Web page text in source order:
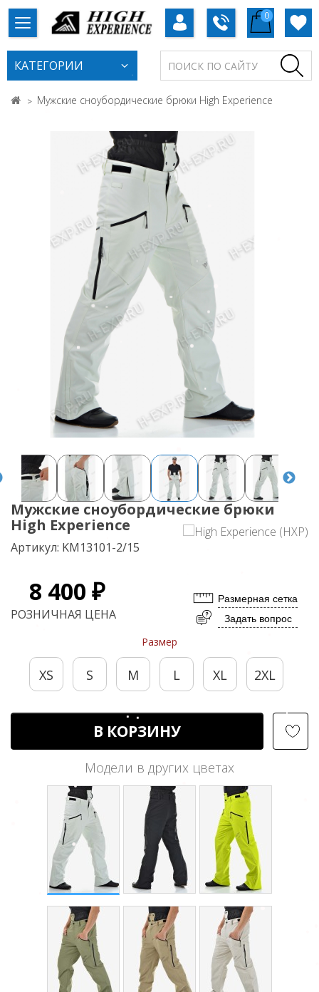
0
КАТЕГОРИИ
Мужские сноубордические брюки High Experience
Мужские сноубордические брюки
High Experience
Артикул: KM13101-2/15
8 400 ₽
РОЗНИЧНАЯ ЦЕНА
Размерная сетка
Задать вопрос
Размер
XS S M L XL 2XL
В КОРЗИНУ
Модели в других цветах